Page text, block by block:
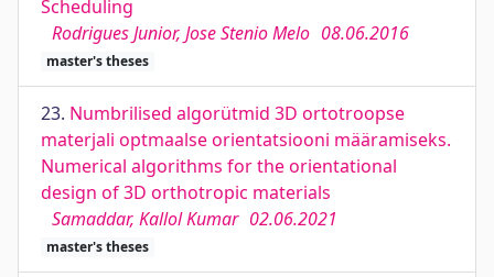
Scheduling
Rodrigues Junior, Jose Stenio Melo 08.06.2016
master's theses
23. Numbrilised algorütmid 3D ortotroopse
materjali optmaalse orientatsiooni määramiseks.
Numerical algorithms for the orientational
design of 3D orthotropic materials
Samaddar, Kallol Kumar 02.06.2021
master's theses